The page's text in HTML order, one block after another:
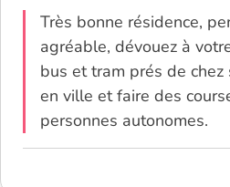
Très bonne résidence,
agréable, dévouez à
bus et tram prés de
en ville et faire des
personnes autonomes.